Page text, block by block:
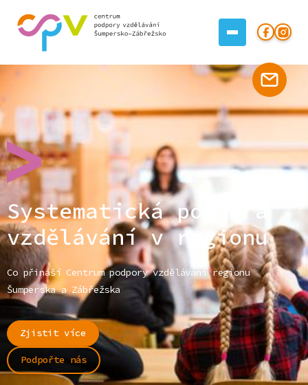
Systematická podpora
vzdělávání v regionu
Co přináší Centrum podpory vzdělávání regionu
Šumperska a Zábřežska
Zjistit více
Podpořte nás